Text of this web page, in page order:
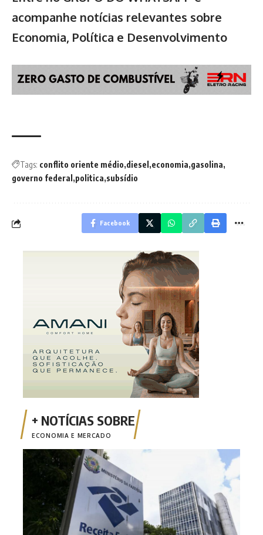
acompanhe notícias relevantes sobre
Economia, Política e Desenvolvimento
Tags: conflito oriente médio diesel economia gasolina
governo federal politica subsídio
Facebook
ECONOMIA E MERCADO